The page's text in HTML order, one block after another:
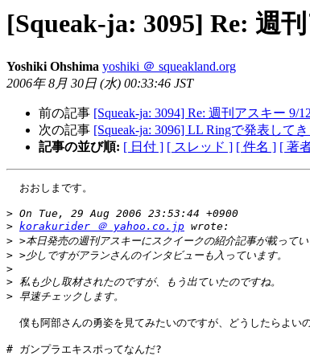
[Squeak-ja: 3095] Re: 週
Yoshiki Ohshima yoshiki ＠ squeakland.org
2006年 8月 30日 (水) 00:33:46 JST
前の記事 [Squeak-ja: 3094] Re: 週刊アスキー 9/
次の記事 [Squeak-ja: 3096] LL Ringで発表して
記事の並び順: [ 日付 ] [ スレッド ] [ 件名 ] [ 著
  おおしまです。
>
> korakurider ＠ yahoo.co.jp
>
>
>
>
>
僕も阿部さんの勇姿を見てみたいのですが、どうしたらよい
# ガンプラエキスポってなんだ?